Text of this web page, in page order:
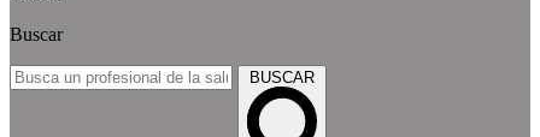
Buscar
BUSCAR